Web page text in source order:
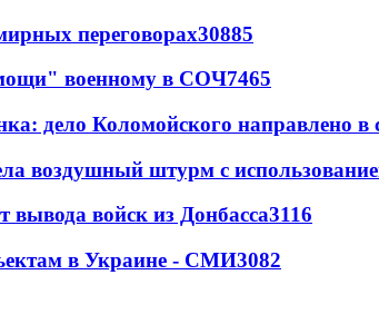
переговорах30885
военному в СОЧ7465
дело Коломойского направлено в
воздушный штурм с
вывода войск из Донбасса3116
в Украине - СМИ3082